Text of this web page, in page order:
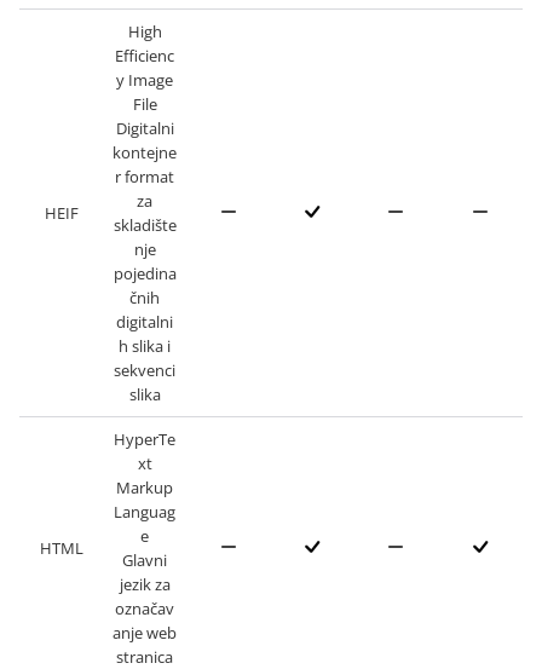
HEIF
High
Efficienc
y Image
File
Digitalni
kontejne
r format
za
skladište
nje
pojedina
čnih
digitalni
h slika i
sekvenci
slika
HTML
HyperTe
xt
Markup
Languag
e
Glavni
jezik za
označav
anje web
stranica